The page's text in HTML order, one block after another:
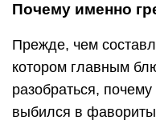
Почему именно
Прежде, чем
котором главным
разобраться,
выбился в